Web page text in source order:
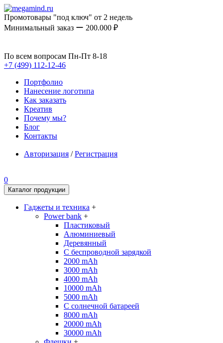
Промотовары "под ключ" от 2 недель
Минимальный заказ ー 200.000 ₽
По всем вопросам Пн-Пт 8-18
+7 (499) 112-12-46
Портфолио
Нанесение логотипа
Как заказать
Креатив
Почему мы?
Блог
Контакты
Авторизация /Регистрация
0
Каталог продукции
Гаджеты и техника +
Power bank +
Пластиковый
Алюминиевый
Деревянный
С беспроводной зарядкой
2000 mAh
3000 mAh
4000 mAh
10000 mAh
5000 mAh
С солнечной батареей
8000 mAh
20000 mAh
30000 mAh